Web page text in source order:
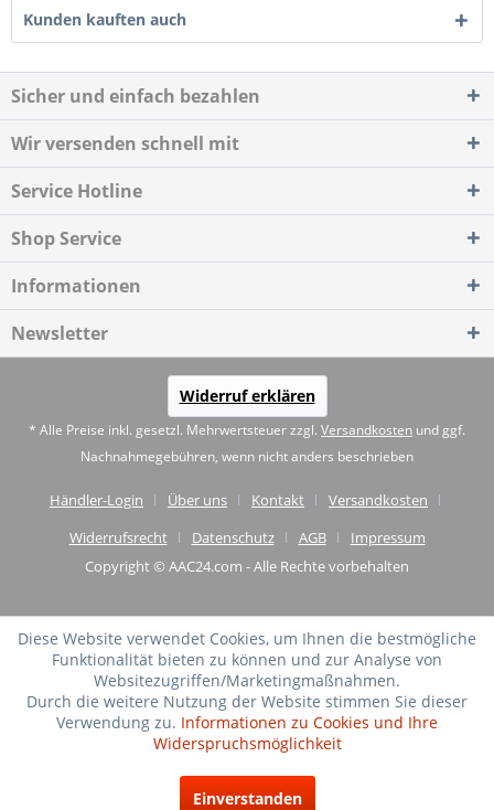
Kunden kauften auch
Sicher und einfach bezahlen
Wir versenden schnell mit
Service Hotline
Shop Service
Informationen
Newsletter
Widerruf erklären
* Alle Preise inkl. gesetzl. Mehrwertsteuer zzgl. Versandkosten und ggf.
Nachnahmegebühren, wenn nicht anders beschrieben
Händler-Login Über uns Kontakt
Versandkosten
Widerrufsrecht
Datenschutz AGB
Impressum
Copyright © AAC24.com - Alle Rechte vorbehalten
Diese Website verwendet Cookies, um Ihnen die bestmögliche
Funktionalität bieten zu können und zur Analyse von
Websitezugriffen/Marketingmaßnahmen.
Durch die weitere Nutzung der Website stimmen Sie dieser
Verwendung zu. Informationen zu Cookies und Ihre
Widerspruchsmöglichkeit
Einverstanden
(4.75 / 5)
Bewertungen bei: shopvote.de ⓘ